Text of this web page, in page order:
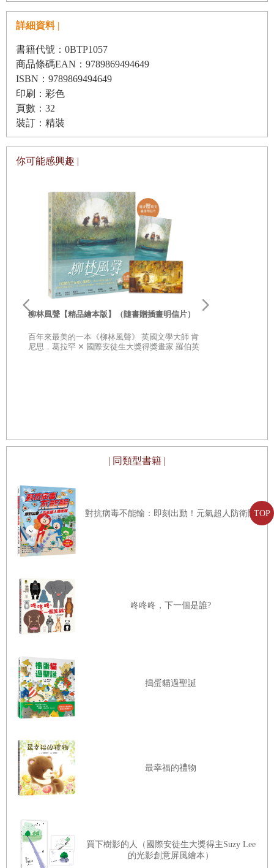
TOP
詳細資料 |
書籍代號：0BTP1057
商品條碼EAN：9789869494649
ISBN：9789869494649
印刷：彩色
頁數：32
裝訂：精裝
你可能感興趣 |
柳林風聲【精品繪本版】（隨書贈插畫明信片）
百年來最美的一本《柳林風聲》 英國文學大師 肯
尼思．葛拉罕 ✕ 國際安徒生大獎得獎畫家 羅伯英
| 同類型書籍 |
對抗病毒不能輸：即刻出動！元氣超人防衛隊
咚咚咚，下一個是誰?
搗蛋貓過聖誕
最幸福的禮物
買下樹影的人（國際安徒生大獎得主Suzy Lee
的光影創意屏風繪本）